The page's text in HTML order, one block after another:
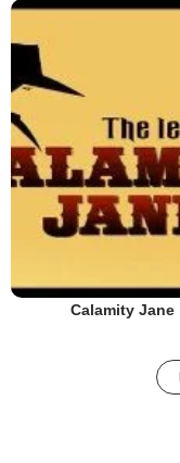
Calamity Jane